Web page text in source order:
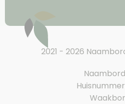
2021 - 2026